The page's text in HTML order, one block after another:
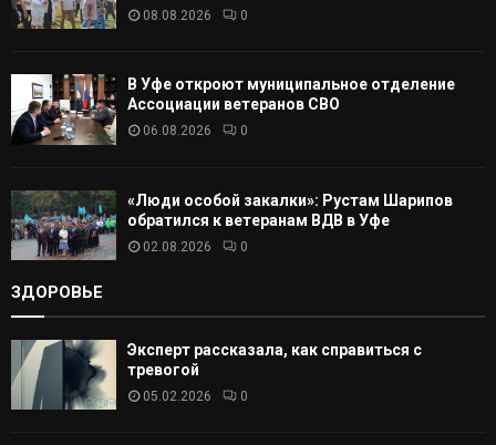
08.08.2026 0
В Уфе откроют муниципальное отделение
Ассоциации ветеранов СВО
06.08.2026 0
«Люди особой закалки»: Рустам Шарипов
обратился к ветеранам ВДВ в Уфе
02.08.2026 0
ЗДОРОВЬЕ
Эксперт рассказала, как справиться с
тревогой
05.02.2026 0